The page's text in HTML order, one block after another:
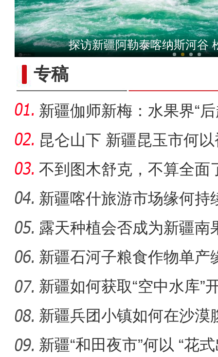
阿克苏好地方·旅游篇——
新疆维吾尔自治区第十四
探访新疆阿勒泰喀纳斯河谷
专稿
新疆伽师新梅：水果界“
出
昆仑山下 新疆昆玉市何以
不到图木舒克，不算全面
团
新疆喀什旅游市场缘何持
露天种植会否成为新疆南
新疆石河子粮食作物单产
新疆如何获取“空中水库”
新疆兵团小镇如何在沙漠
迹”？
新疆“和田夜市”何以 “花